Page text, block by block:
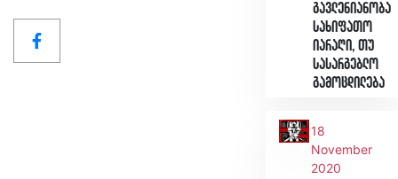
გავლენიანობა
სახიფათო
იარაღი, თუ
სასარგებლო
გამოცდილება
18
November
2020